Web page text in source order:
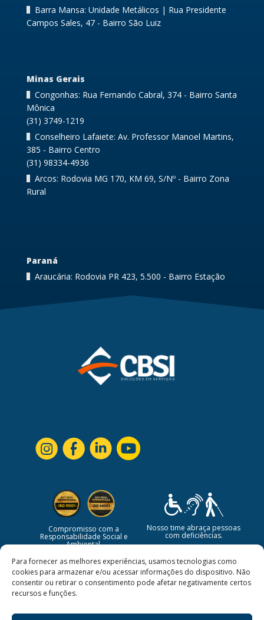
Para fornecer as melhores experiências, usamos tecnologias como
cookies para armazenar e/ou acessar informações do dispositivo. Não
consentir ou retirar o consentimento pode afetar negativamente certos
recursos e funções.
Barra Mansa: Unidade Metálicos | Rua Presidente
Campos Sales, 47 - Bairro São Luiz
Minas Gerais
Congonhas: Rua Fernando Cabral, 374 - Bairro Santa
Mônica
(31) 3749-1219
Conselheiro Lafaiete: Av. Professor Manoel Martins,
385 - Bairro Centro
(31) 98334-4936
Arcos: Rodovia MG 170, KM 69, S/Nº - Bairro Zona
Rural
Paraná
Araucária: Rodovia PR 423, 5.500 - Bairro Estação
Compromisso com a
Responsabilidade Social e
Ambiental.
Nosso time abraça pessoas
com deficiências.